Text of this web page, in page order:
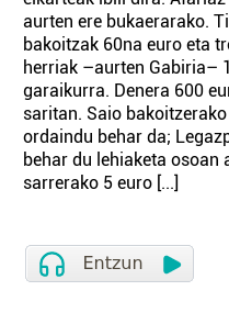
aurten ere bukaerarako.
bakoitzak 60na euro eta
herriak –aurten Gabiria–
garaikurra. Denera 600
saritan. Saio
ordaindu behar da;
behar du lehiaketa osoan
sarrerako 5 euro [...]